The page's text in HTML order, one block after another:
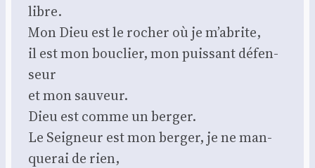
libre.
Mon Dieu est le rocher où je m’a­brite,
il est mon bou­clier, mon puis­sant défen­
seur
et mon sau­veur.
Dieu est comme un ber­ger.
Le Sei­gneur est mon ber­ger, je ne man­
que­rai de rien,